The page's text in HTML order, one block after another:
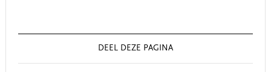
Sidebar
DEEL DEZE PAGINA